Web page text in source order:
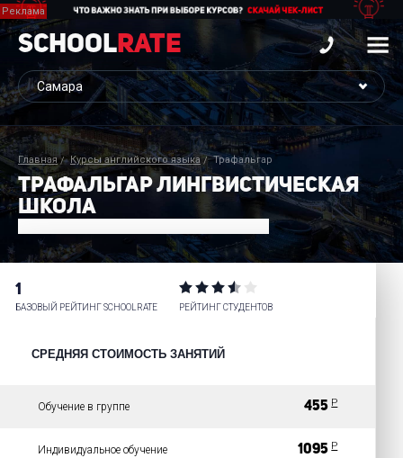
School Rate
Главная Курсы английского языка Трафальгар
ТРАФАЛЬГАР ЛИНГВИСТИЧЕСКАЯ
ШКОЛА
1
БАЗОВЫЙ РЕЙТИНГ SCHOOLRATE РЕЙТИНГ СТУДЕНТОВ
СРЕДНЯЯ СТОИМОСТЬ ЗАНЯТИЙ
Обучение в группе 455 Р
Индивидуальное обучение 1095 Р